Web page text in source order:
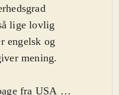
lige lovlig
engelsk og
mening.
fra USA til